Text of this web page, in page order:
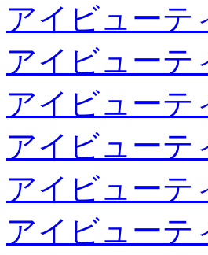
アイビューテ
アイビューテ
アイビューテ
アイビューテ
アイビューテ
アイビューテ